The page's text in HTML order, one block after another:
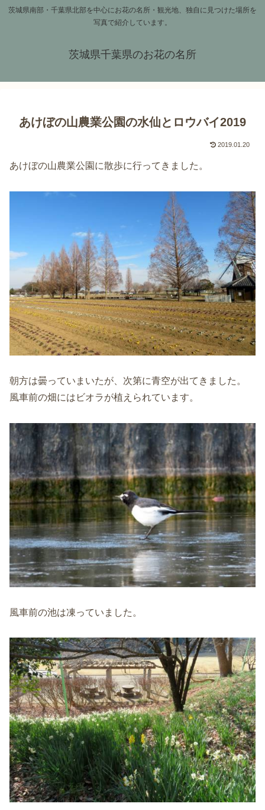
茨城県南部・千葉県北部を中心にお花の名所・観光地、独自に見つけた場所を
写真で紹介しています。
茨城県千葉県のお花の名所
あけぼの山農業公園の水仙とロウバイ2019
2019.01.20
あけぼの山農業公園に散歩に行ってきました。
朝方は曇っていまいたが、次第に青空が出てきました。
風車前の畑にはビオラが植えられています。
風車前の池は凍っていました。